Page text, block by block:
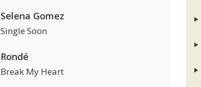
Selena Gomez
Single Soon
Rondé
Break My Heart